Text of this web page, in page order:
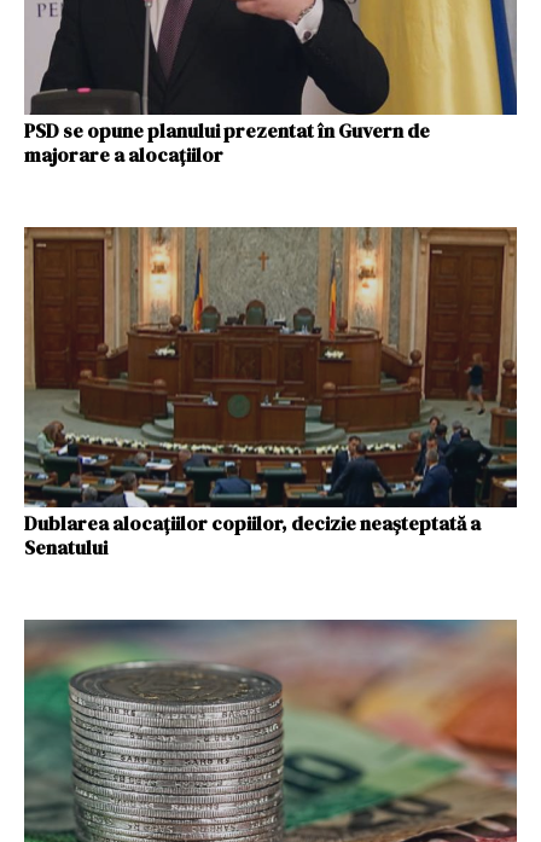
PSD se opune planului prezentat în Guvern de
majorare a alocațiilor
Dublarea alocațiilor copiilor, decizie neașteptată a
Senatului